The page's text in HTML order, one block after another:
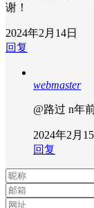
谢！
2024年2月14日
回复
webmaster
@路过 n年
2024年2月
回复